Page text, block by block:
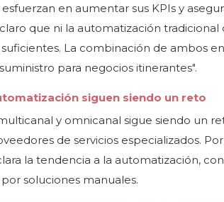
en aumentar sus KPIs y
que ni la automatización
La combinación de ambos
para negocios itinerantes".
siguen siendo un reto
y omnicanal sigue siendo un
de servicios especializados.
la tendencia a la automatización,
soluciones manuales.